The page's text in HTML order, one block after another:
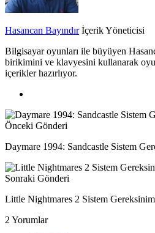
Hasancan Bayındır İçerik Yöneticisi
Bilgisayar oyunları ile büyüyen
birikimini ve klavyesini kullanarak
içerikler hazırlıyor.
Önceki Gönderi
Daymare 1994: Sandcastle Sistem
Sonraki Gönderi
Little Nightmares 2 Sistem
2 Yorumlar